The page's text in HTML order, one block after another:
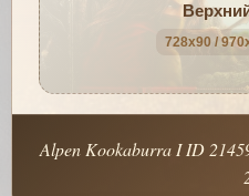
728x90 /
Alpen Kookaburra I ID